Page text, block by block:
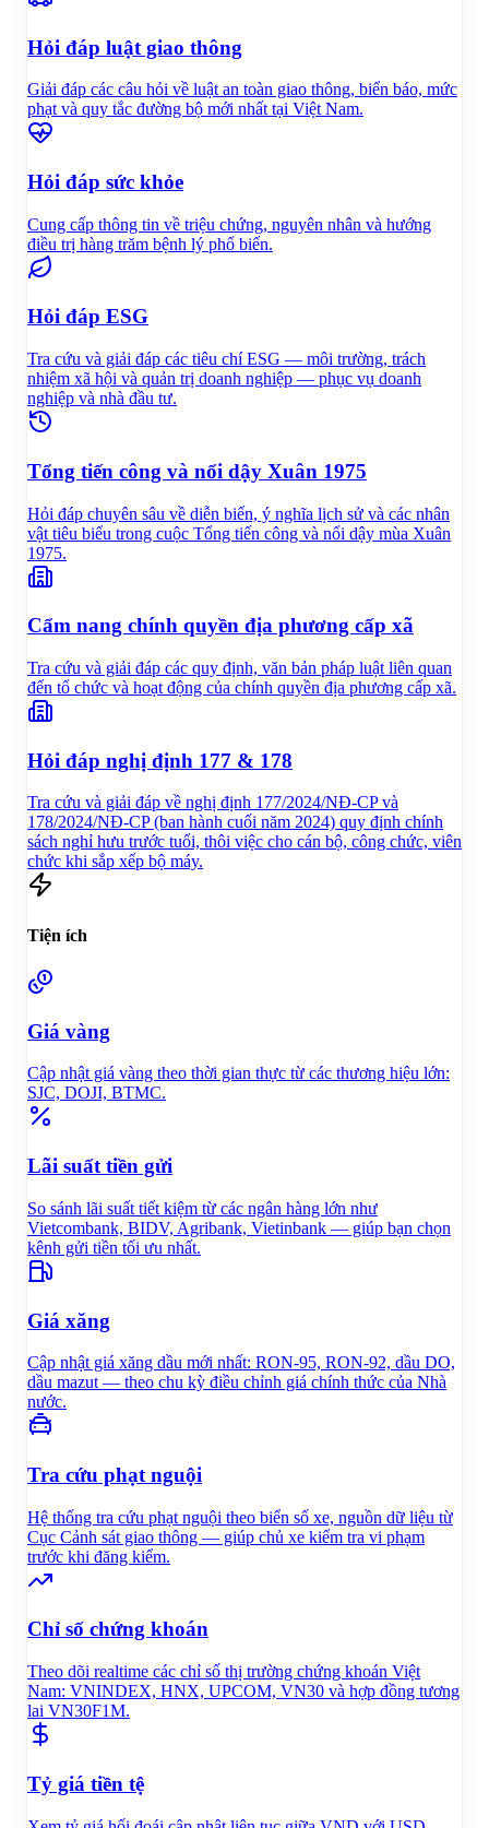
Hỏi đáp luật giao thông
Giải đáp các câu hỏi về luật an toàn giao thông, biển báo, mức
phạt và quy tắc đường bộ mới nhất tại Việt Nam.
Hỏi đáp sức khỏe
Cung cấp thông tin về triệu chứng, nguyên nhân và hướng
điều trị hàng trăm bệnh lý phổ biến.
Hỏi đáp ESG
Tra cứu và giải đáp các tiêu chí ESG — môi trường, trách
nhiệm xã hội và quản trị doanh nghiệp — phục vụ doanh
nghiệp và nhà đầu tư.
Tổng tiến công và nổi dậy Xuân 1975
Hỏi đáp chuyên sâu về diễn biến, ý nghĩa lịch sử và các nhân
vật tiêu biểu trong cuộc Tổng tiến công và nổi dậy mùa Xuân
1975.
Cẩm nang chính quyền địa phương cấp xã
Tra cứu và giải đáp các quy định, văn bản pháp luật liên quan
đến tổ chức và hoạt động của chính quyền địa phương cấp xã.
Hỏi đáp nghị định 177 & 178
Tra cứu và giải đáp về nghị định 177/2024/NĐ-CP và
178/2024/NĐ-CP (ban hành cuối năm 2024) quy định chính
sách nghỉ hưu trước tuổi, thôi việc cho cán bộ, công chức, viên
chức khi sắp xếp bộ máy.
Tiện ích
Giá vàng
Cập nhật giá vàng theo thời gian thực từ các thương hiệu lớn:
SJC, DOJI, BTMC.
Lãi suất tiền gửi
So sánh lãi suất tiết kiệm từ các ngân hàng lớn như
Vietcombank, BIDV, Agribank, Vietinbank — giúp bạn chọn
kênh gửi tiền tối ưu nhất.
Giá xăng
Cập nhật giá xăng dầu mới nhất: RON-95, RON-92, dầu DO,
dầu mazut — theo chu kỳ điều chỉnh giá chính thức của Nhà
nước.
Tra cứu phạt nguội
Hệ thống tra cứu phạt nguội theo biển số xe, nguồn dữ liệu từ
Cục Cảnh sát giao thông — giúp chủ xe kiểm tra vi phạm
trước khi đăng kiểm.
Chỉ số chứng khoán
Theo dõi realtime các chỉ số thị trường chứng khoán Việt
Nam: VNINDEX, HNX, UPCOM, VN30 và hợp đồng tương
lai VN30F1M.
Tỷ giá tiền tệ